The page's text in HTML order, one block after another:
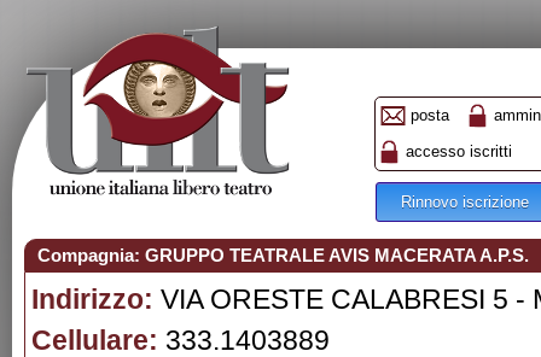
posta
accesso iscritti
Rinnovo iscrizione
Compagnia: GRUPPO TEATRALE AVIS MACERATA A.P.S.
Indirizzo: VIA ORESTE CALABRESI 5 -
Cellulare: 333.1403889